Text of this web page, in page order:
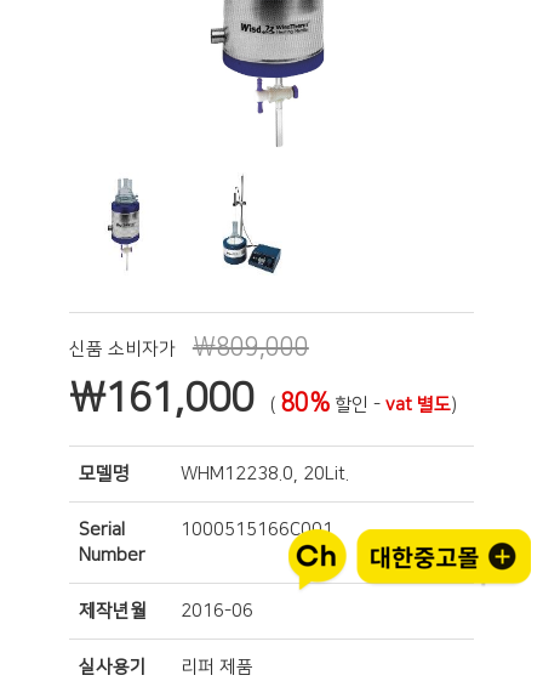
신품 소비자가 ₩809,000
₩161,000 ( 80%할인 - vat 별도)
모델명 WHM12238.0, 20Lit.
Serial
Number
1000515166C001
제작년월 2016-06
실사용기
리퍼 제품